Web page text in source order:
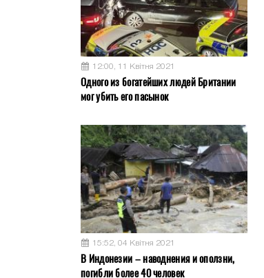
12:00, 11 Квітня 2021
Одного из богатейших людей Британии
мог убить его пасынок
15:52, 04 Квітня 2021
В Индонезии – наводнения и оползни,
погибли более 40 человек